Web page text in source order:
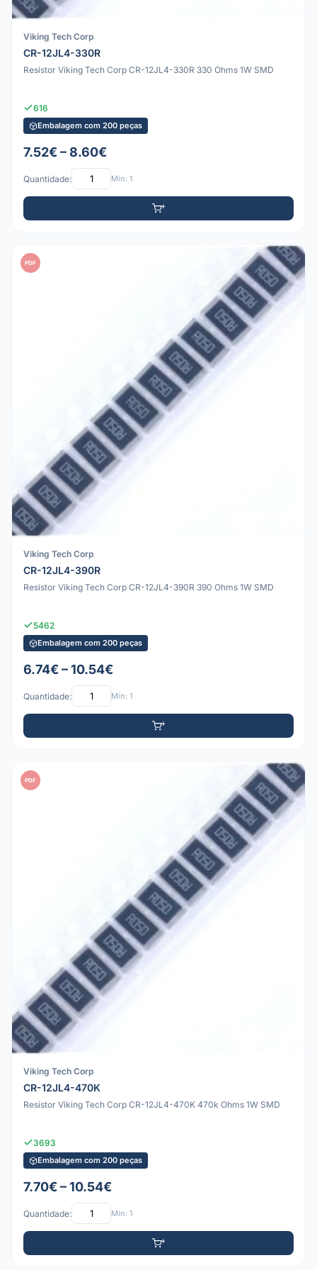
Viking Tech Corp
CR-12JL4-330R
Resistor Viking Tech Corp CR-12JL4-330R 330 Ohms 1W SMD
616
Embalagem com 200 peças
7.52€ – 8.60€
Quantidade: Mín: 1
PDF
Viking Tech Corp
CR-12JL4-390R
Resistor Viking Tech Corp CR-12JL4-390R 390 Ohms 1W SMD
5462
Embalagem com 200 peças
6.74€ – 10.54€
Quantidade: Mín: 1
PDF
Viking Tech Corp
CR-12JL4-470K
Resistor Viking Tech Corp CR-12JL4-470K 470k Ohms 1W SMD
3693
Embalagem com 200 peças
7.70€ – 10.54€
Quantidade: Mín: 1